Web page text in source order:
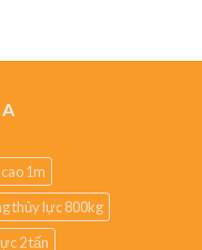
1m
thủy lực 800kg
2 tấn